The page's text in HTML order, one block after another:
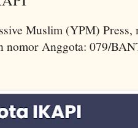
Muslim (YPM)
nomor Anggota: 079/